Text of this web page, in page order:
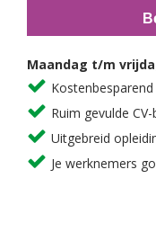
Maandag t/m
Ruim gevulde
Uitgebreid
Je werknemers